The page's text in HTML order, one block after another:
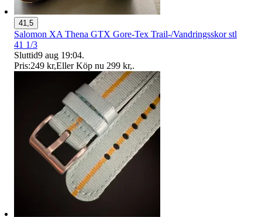
41,5
Salomon XA Thena GTX Gore-Tex Trail-/Vandringsskor stl
41 1/3
Sluttid9 aug 19:04.
Pris:249 kr,Eller Köp nu 299 kr,.